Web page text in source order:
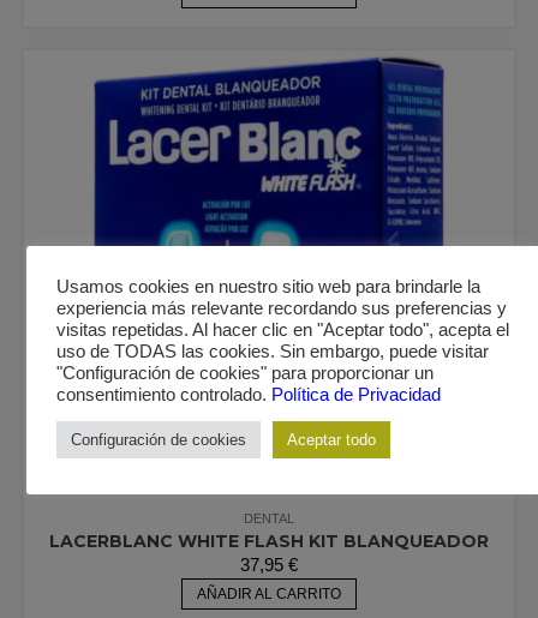
DENTAL
LACERBLANC WHITE FLASH KIT BLANQUEADOR
37,95 €
AÑADIR AL CARRITO
Usamos cookies en nuestro sitio web para brindarle la
experiencia más relevante recordando sus preferencias y
visitas repetidas. Al hacer clic en "Aceptar todo", acepta el
uso de TODAS las cookies. Sin embargo, puede visitar
"Configuración de cookies" para proporcionar un
consentimiento controlado. Política de Privacidad
Configuración de cookies Aceptar todo